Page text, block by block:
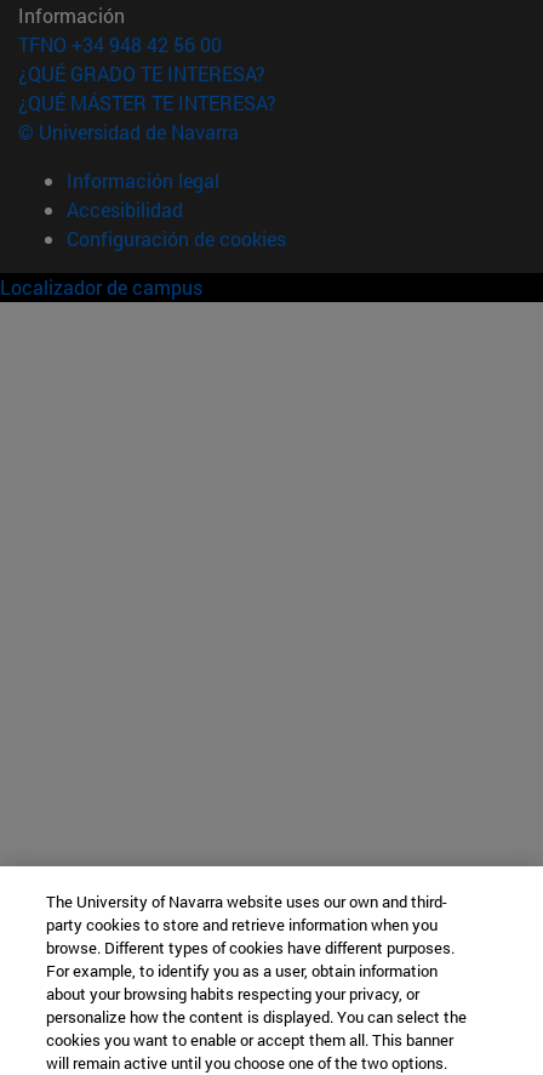
Información
TFNO +34 948 42 56 00
¿QUÉ GRADO TE INTERESA?
¿QUÉ MÁSTER TE INTERESA?
© Universidad de Navarra
Información legal
Accesibilidad
Configuración de cookies
Localizador de campus
The University of Navarra website uses our own and third-
party cookies to store and retrieve information when you
browse. Different types of cookies have different purposes.
For example, to identify you as a user, obtain information
about your browsing habits respecting your privacy, or
personalize how the content is displayed. You can select the
cookies you want to enable or accept them all. This banner
will remain active until you choose one of the two options.